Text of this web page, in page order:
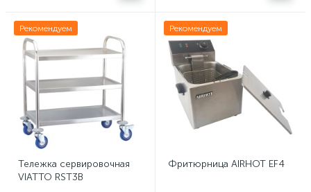
Рекомендуем
Тележка сервировочная
VIATTO RST3B
Рекомендуем
Фритюрница AIRHOT EF4